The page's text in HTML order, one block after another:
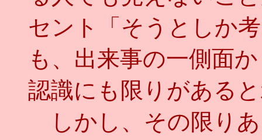
セント「そうとしか
も、出来事の一側面
認識にも限りがある
しかし、その限り